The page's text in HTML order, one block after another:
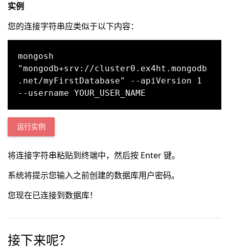
实例
您的连接字符串应类似于以下内容：
mongosh
"mongodb+srv://cluster0.ex4ht.mongodb
.net/myFirstDatabase" --apiVersion 1
运行实例
将连接字符串粘贴到终端中，然后按 Enter 键。
系统将提示您输入之前创建的数据库用户密码。
您现在已连接到数据库！
接下来呢？